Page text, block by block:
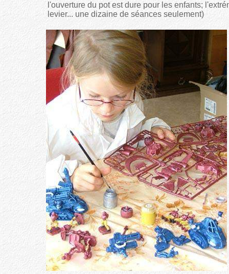
l'ouverture du pot est dure pour les enfants;
levier... une dizaine de séances seulement)